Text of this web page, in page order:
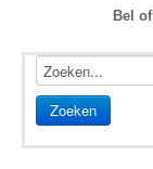
Bel
Zoeken